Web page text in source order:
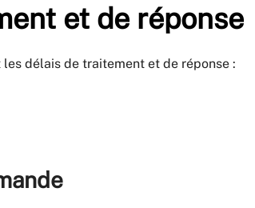
et de réponse
délais de traitement et de réponse :